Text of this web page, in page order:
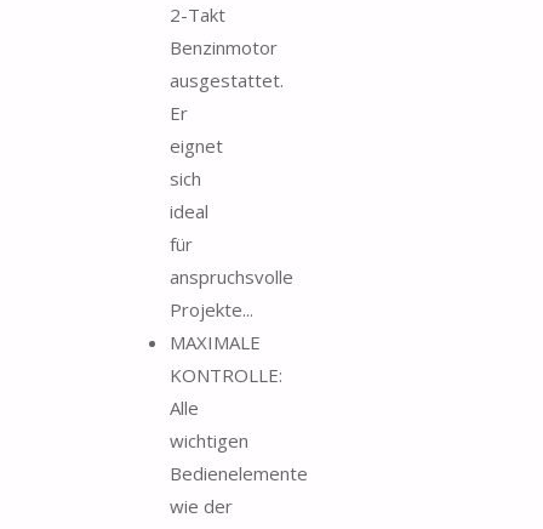
2-Takt
Benzinmotor
ausgestattet.
Er
eignet
sich
ideal
für
anspruchsvolle
Projekte...
MAXIMALE
KONTROLLE:
Alle
wichtigen
Bedienelemente
wie der